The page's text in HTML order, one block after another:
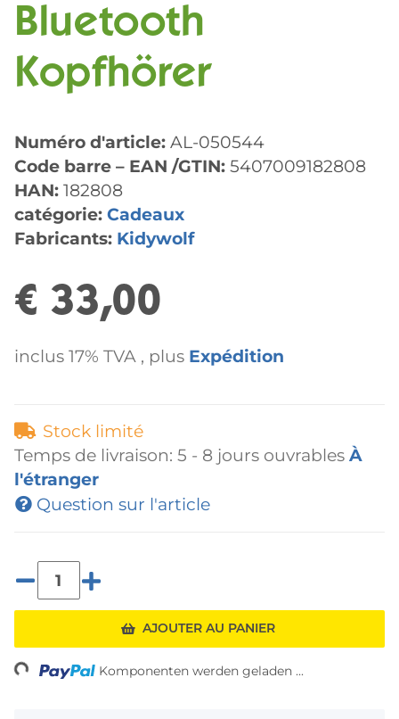
Bluetooth
Kopfhörer
Numéro d'article: AL-050544
Code barre – EAN /GTIN: 5407009182808
HAN: 182808
catégorie: Cadeaux
Fabricants: Kidywolf
€ 33,00
inclus 17% TVA , plus Expédition
Stock limité
Temps de livraison: 5 - 8 jours ouvrables À
l'étranger
Question sur l'article
AJOUTER AU PANIER
Komponenten werden geladen ...